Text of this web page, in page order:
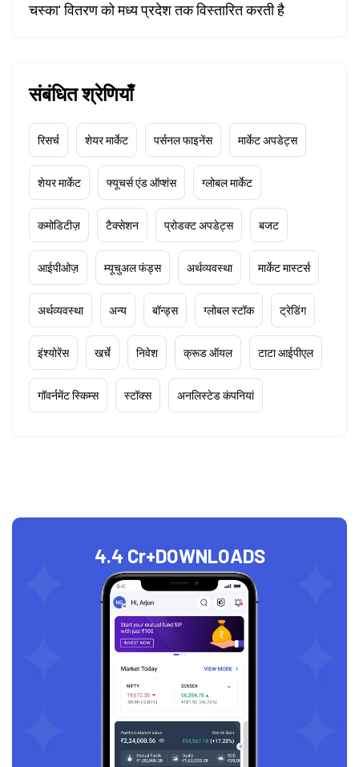
चस्का' वितरण को मध्य प्रदेश तक विस्तारित करती है
संबंधित श्रेणियाँ
रिसर्च शेयर मार्केट पर्सनल फाइनेंस मार्केट अपडेट्स
शेयर मार्केट फ्यूचर्स एंड ऑप्शंस ग्लोबल मार्केट
कमोडिटीज़ टैक्सेशन प्रोडक्ट अपडेट्स बजट
आईपीओज़ म्यूचुअल फंड्स अर्थव्यवस्था मार्केट मास्टर्स
अर्थव्यवस्था अन्य बॉन्ड्स ग्लोबल स्टॉक ट्रेडिंग
इंश्योरेंस खर्चे निवेश क्रूड ऑयल टाटा आईपीएल
गॉवर्नमेंट स्किम्स स्टॉक्स अनलिस्टेड कंपनियां
4.4 Cr+DOWNLOADS